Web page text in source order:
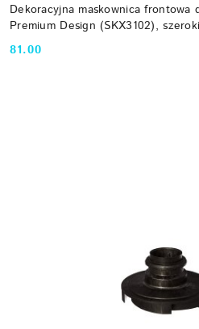
Dekoracyjna maskownica frontowa
Premium Design (SKX3102),
Cena:
81.00